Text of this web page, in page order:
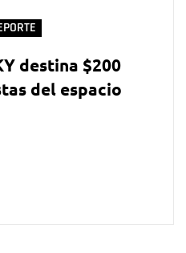
destina $200
del espacio